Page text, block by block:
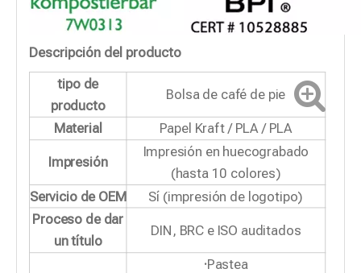
Descripción del producto
tipo de
producto
Bolsa de café de pie
Material Papel Kraft / PLA / PLA
Impresión
Impresión en huecograbado
(hasta 10 colores)
Servicio de OEM
Sí (impresión de logotipo)
Proceso de dar
un título
DIN, BRC e ISO auditados
·Pastea